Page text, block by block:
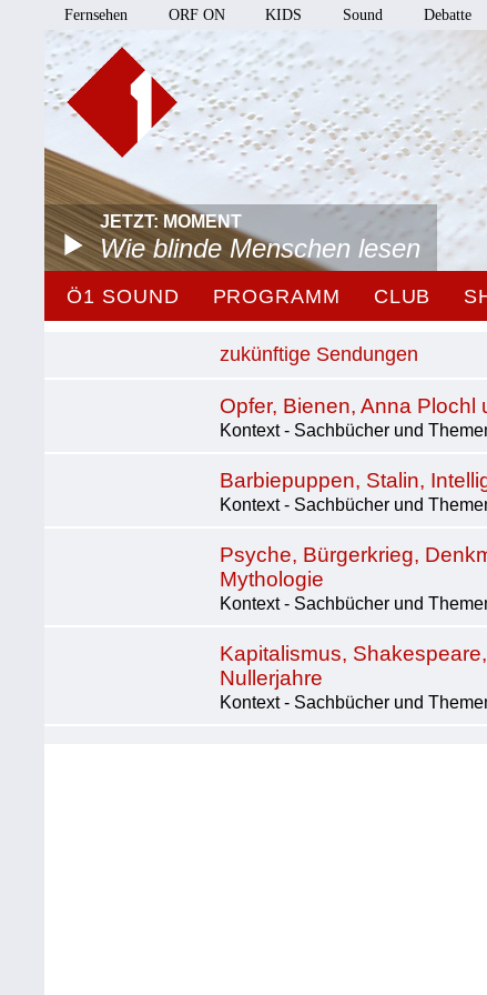
Fernsehen ORF ON KIDS Sound Debatte
JETZT: MOMENT
Wie blinde Menschen lesen
Ö1 SOUND PROGRAMM CLUB
zukünftige Sendungen
Opfer, Bienen, Anna Plochl
Kontext - Sachbücher und
Barbiepuppen, Stalin,
Kontext - Sachbücher und
Psyche, Bürgerkrieg,
Mythologie
Kontext - Sachbücher und
Kapitalismus,
Nullerjahre
Kontext - Sachbücher und